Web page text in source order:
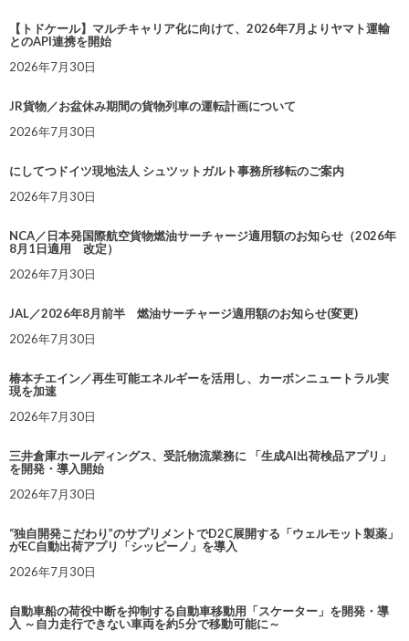
【トドケール】マルチキャリア化に向けて、2026年7月よりヤマト運輸
とのAPI連携を開始
2026年7月30日
JR貨物／お盆休み期間の貨物列車の運転計画について
2026年7月30日
にしてつドイツ現地法人 シュツットガルト事務所移転のご案内
2026年7月30日
NCA／日本発国際航空貨物燃油サーチャージ適用額のお知らせ（2026年
8月1日適用 改定）
2026年7月30日
JAL／2026年8月前半 燃油サーチャージ適用額のお知らせ(変更)
2026年7月30日
椿本チエイン／再生可能エネルギーを活用し、カーボンニュートラル実
現を加速
2026年7月30日
三井倉庫ホールディングス、受託物流業務に 「生成AI出荷検品アプリ」
を開発・導入開始
2026年7月30日
“独自開発こだわり”のサプリメントでD2C展開する「ウェルモット製薬」
がEC自動出荷アプリ「シッピーノ」を導入
2026年7月30日
自動車船の荷役中断を抑制する自動車移動用「スケーター」を開発・導
入 ～自力走行できない車両を約5分で移動可能に～